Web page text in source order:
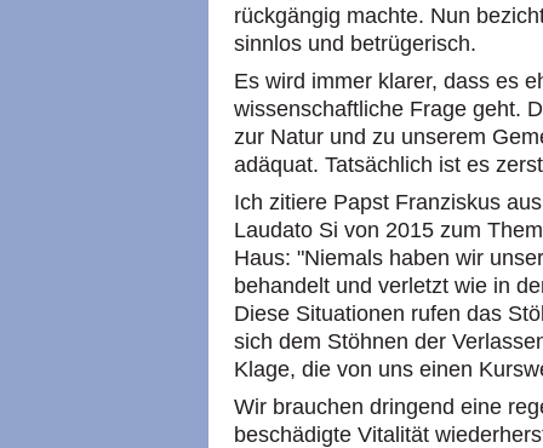
rückgängig machte. Nun
sinnlos und betrügerisch.
Es wird immer klarer, dass es
wissenschaftliche Frage geht.
zur Natur und zu unserem
adäquat. Tatsächlich ist es
Ich zitiere Papst Franziskus
Laudato Si von 2015 zum
Haus: "Niemals haben wir
behandelt und verletzt wie in
Diese Situationen rufen das
sich dem Stöhnen der
Klage, die von uns einen
Wir brauchen dringend eine
beschädigte Vitalität